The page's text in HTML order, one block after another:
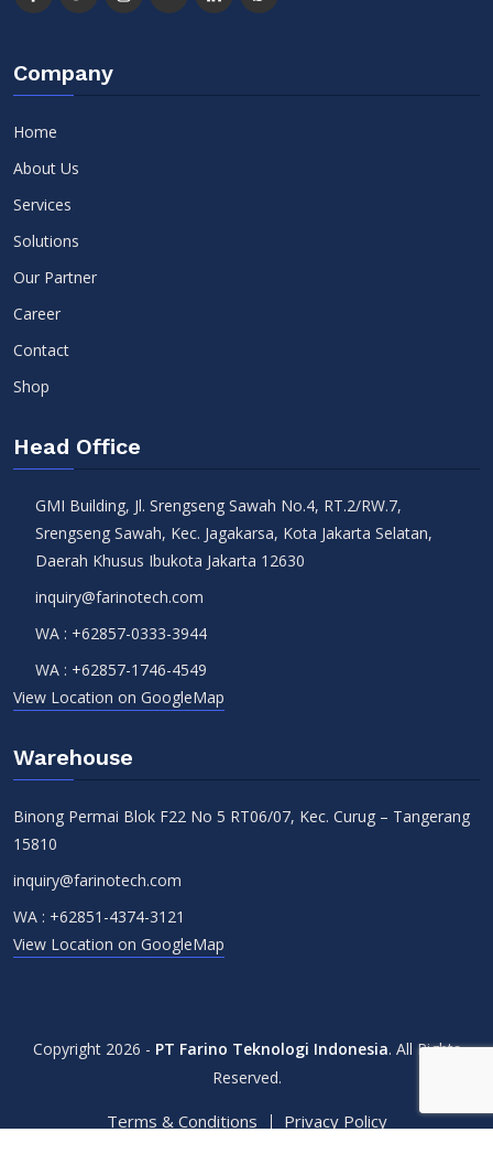
Company
Home
About Us
Services
Solutions
Our Partner
Career
Contact
Shop
Head Office
GMI Building, Jl. Srengseng Sawah No.4, RT.2/RW.7,
Srengseng Sawah, Kec. Jagakarsa, Kota Jakarta Selatan,
Daerah Khusus Ibukota Jakarta 12630
inquiry@farinotech.com
WA : +62857-0333-3944
WA : +62857-1746-4549
View Location on GoogleMap
Warehouse
Binong Permai Blok F22 No 5 RT06/07, Kec. Curug – Tangerang
15810
inquiry@farinotech.com
WA : +62851-4374-3121
View Location on GoogleMap
Copyright 2026 - PT Farino Teknologi Indonesia. All Rights
Reserved.
Terms & Conditions Privacy Policy